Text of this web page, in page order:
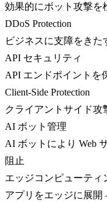
効果的にボット攻撃を
DDoS Protection
ビジネスに支障をき
API セキュリティ
API エンドポイントを
Client-Side Protection
クライアントサイド攻
AI ボット管理
AI ボットにより Web
阻止
エッジコンピューティ
アプリをエッジに展